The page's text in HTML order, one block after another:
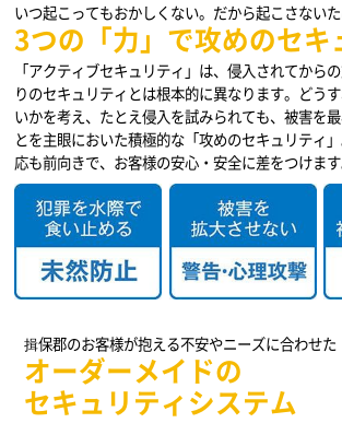
いつ起こってもおかしくない。だから起こさない
3つの「力」で攻めのセキ
「アクティブセキュリティ」は、侵入されてから
りのセキュリティとは根本的に異なります。どう
いかを考え、たとえ侵入を試みられても、被害を
とを主眼においた積極的な「攻めのセキュリティ
応も前向きで、お客様の安心・安全に差をつけます
揖保郡のお客様が抱える不安やニーズに合わせた
オーダーメイドの
セキュリティシステム